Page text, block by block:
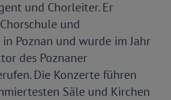
und Chorleiter. Er
und
Poznan und wurde im Jahr
des Poznaner
Die Konzerte führen
Säle und Kirchen